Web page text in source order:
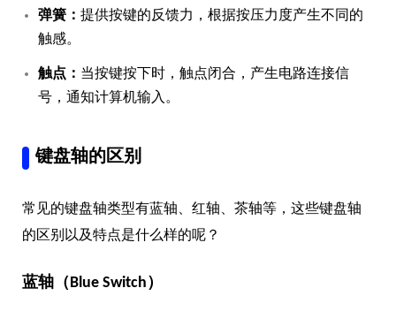
弹簧： 提供按键的反馈力，根据按压力度产生不同的
触感。
触点： 当按键按下时，触点闭合，产生电路连接信
号，通知计算机输入。
键盘轴的区别
常见的键盘轴类型有蓝轴、红轴、茶轴等，这些键盘轴
的区别以及特点是什么样的呢？
蓝轴（Blue Switch）